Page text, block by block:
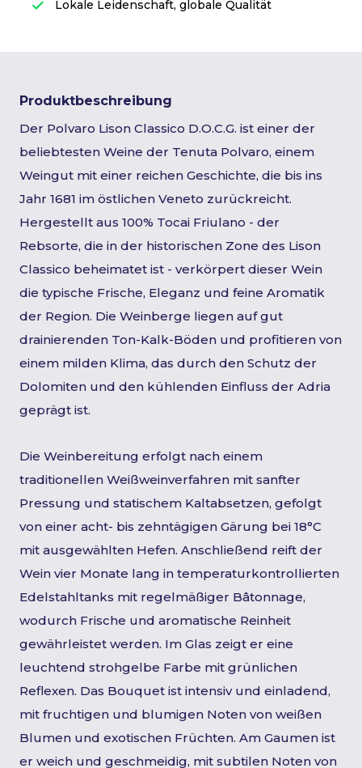
Lokale Leidenschaft, globale Qualität
Produktbeschreibung
Der Polvaro Lison Classico D.O.C.G. ist einer der
beliebtesten Weine der Tenuta Polvaro, einem
Weingut mit einer reichen Geschichte, die bis ins
Jahr 1681 im östlichen Veneto zurückreicht.
Hergestellt aus 100% Tocai Friulano - der
Rebsorte, die in der historischen Zone des Lison
Classico beheimatet ist - verkörpert dieser Wein
die typische Frische, Eleganz und feine Aromatik
der Region. Die Weinberge liegen auf gut
drainierenden Ton-Kalk-Böden und profitieren von
einem milden Klima, das durch den Schutz der
Dolomiten und den kühlenden Einfluss der Adria
geprägt ist.
Die Weinbereitung erfolgt nach einem
traditionellen Weißweinverfahren mit sanfter
Pressung und statischem Kaltabsetzen, gefolgt
von einer acht- bis zehntägigen Gärung bei 18°C
mit ausgewählten Hefen. Anschließend reift der
Wein vier Monate lang in temperaturkontrollierten
Edelstahltanks mit regelmäßiger Bâtonnage,
wodurch Frische und aromatische Reinheit
gewährleistet werden. Im Glas zeigt er eine
leuchtend strohgelbe Farbe mit grünlichen
Reflexen. Das Bouquet ist intensiv und einladend,
mit fruchtigen und blumigen Noten von weißen
Blumen und exotischen Früchten. Am Gaumen ist
er weich und geschmeidig, mit subtilen Noten von